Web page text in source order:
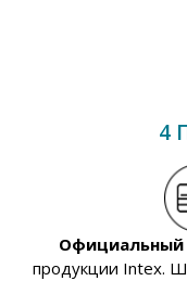
4
Официальный
продукции Intex.